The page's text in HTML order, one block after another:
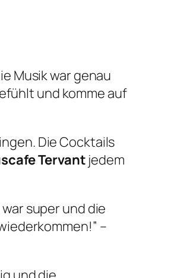
Musik war genau
und komme auf
Die Cocktails
Tervant jedem
super und die
–